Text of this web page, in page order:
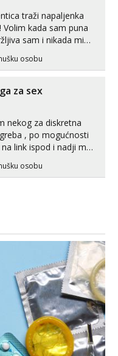
traži napaljenka
kada sam puna
sam i nikada mi
i bilo gdje zato se
tamo, cekam te!
osobu
za sex
nekog za diskretna
, po mogućnosti
osobu